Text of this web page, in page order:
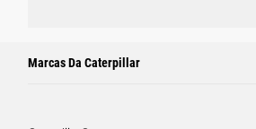
Marcas Da Caterpillar